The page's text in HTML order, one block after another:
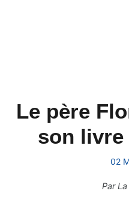
Le père
son livre
02
Par